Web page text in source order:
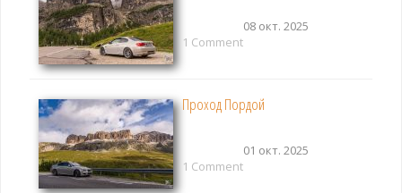
08 окт. 2025
1 Comment
Проход Пордой
01 окт. 2025
1 Comment